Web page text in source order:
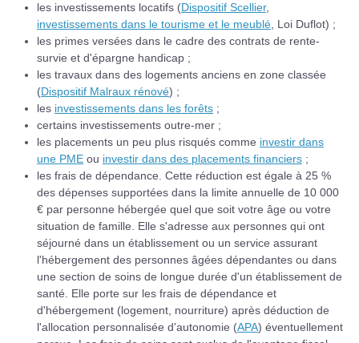
les investissements locatifs (Dispositif Scellier,
investissements dans le tourisme et le meublé , Loi Duflot) ;
les primes versées dans le cadre des contrats de rente-
survie et d'épargne handicap ;
les travaux dans des logements anciens en zone classée
(Dispositif Malraux rénové) ;
les investissements dans les forêts ;
certains investissements outre-mer ;
les placements un peu plus risqués comme investir dans
une PME ou investir dans des placements financiers ;
les frais de dépendance. Cette réduction est égale à 25 %
des dépenses supportées dans la limite annuelle de 10 000
€ par personne hébergée quel que soit votre âge ou votre
situation de famille. Elle s'adresse aux personnes qui ont
séjourné dans un établissement ou un service assurant
l'hébergement des personnes âgées dépendantes ou dans
une section de soins de longue durée d'un établissement de
santé. Elle porte sur les frais de dépendance et
d'hébergement (logement, nourriture) après déduction de
l'allocation personnalisée d'autonomie (APA) éventuellement